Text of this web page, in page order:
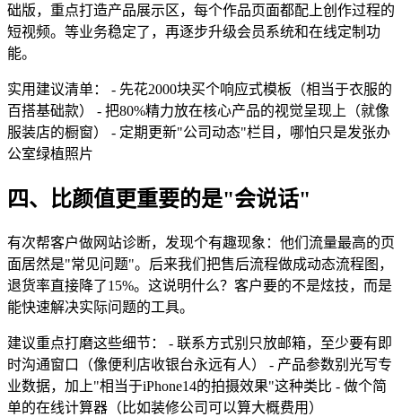
础版，重点打造产品展示区，每个作品页面都配上创作过程的
短视频。等业务稳定了，再逐步升级会员系统和在线定制功
能。
实用建议清单： - 先花2000块买个响应式模板（相当于衣服的
百搭基础款） - 把80%精力放在核心产品的视觉呈现上（就像
服装店的橱窗） - 定期更新"公司动态"栏目，哪怕只是发张办
公室绿植照片
四、比颜值更重要的是"会说话"
有次帮客户做网站诊断，发现个有趣现象：他们流量最高的页
面居然是"常见问题"。后来我们把售后流程做成动态流程图，
退货率直接降了15%。这说明什么？客户要的不是炫技，而是
能快速解决实际问题的工具。
建议重点打磨这些细节： - 联系方式别只放邮箱，至少要有即
时沟通窗口（像便利店收银台永远有人） - 产品参数别光写专
业数据，加上"相当于iPhone14的拍摄效果"这种类比 - 做个简
单的在线计算器（比如装修公司可以算大概费用）